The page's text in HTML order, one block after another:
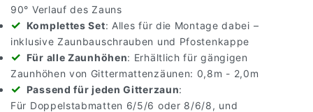
90° Verlauf des Zauns
Komplettes Set: Alles für die Montage dabei –
inklusive Zaunbauschrauben und Pfostenkappe
Für alle Zaunhöhen: Erhältlich für gängigen
Zaunhöhen von Gittermattenzäunen: 0,8m - 2,0m
Passend für jeden Gitterzaun:
Für Doppelstabmatten 6/5/6 oder 8/6/8, und